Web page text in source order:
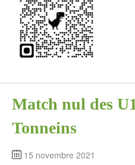
Match nul des
Tonneins
15 novembre 2021